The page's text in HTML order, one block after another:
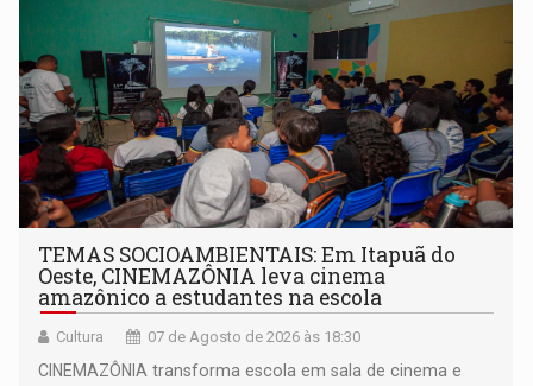
TEMAS SOCIOAMBIENTAIS: Em Itapuã do
Oeste, CINEMAZÔNIA leva cinema
amazônico a estudantes na escola
Cultura 07 de Agosto de 2026 às 18:30
CINEMAZÔNIA transforma escola em sala de cinema e